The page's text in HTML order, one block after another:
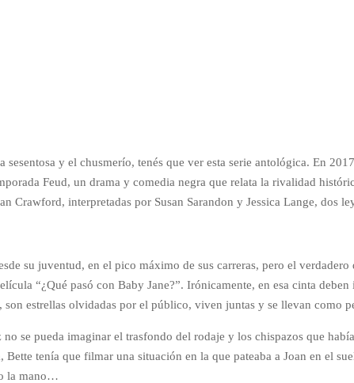
y el chusmerío, tenés que ver esta serie antológica. En
Feud, un drama y comedia negra que relata la rivalidad
Crawford, interpretadas por Susan Sarandon y Jessica Lange, dos
su juventud, en el pico máximo de sus carreras, pero el
“¿Qué pasó con Baby Jane?”. Irónicamente, en esa cinta deben
son estrellas olvidadas por el público, viven juntas y se llevan como
se pueda imaginar el trasfondo del rodaje y los chispazos que
tenía que filmar una situación en la que pateaba a Joan en el
la mano…